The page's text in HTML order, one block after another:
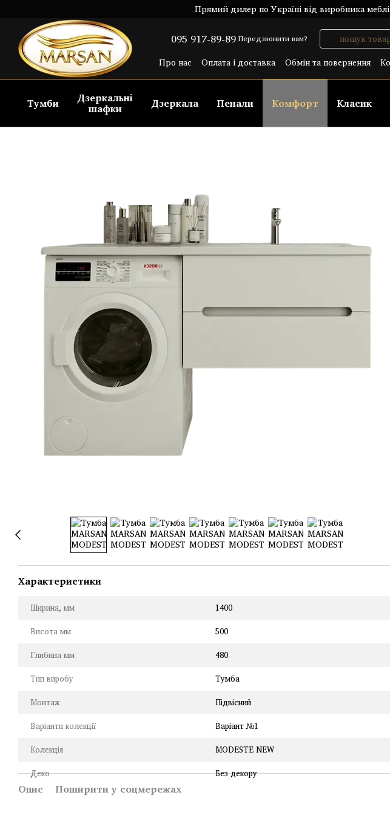
Прямий дилер по Україні від виробника
095 917-89-89 Передзвонити вам?
Про нас
Оплата і доставка Обмін та повернення
Тумби Дзеркальні
шафки Дзеркала Пенали Комфорт Класик
Характеристики
Ширина, мм
1400
Висота мм
500
Глибина мм
480
Тип виробу
Тумба
Монтаж
Підвісний
Варіанти колекції
Варіант №1
Колекція
MODESTE NEW
Деко
Без декору
Опис Поширити у соцмережах